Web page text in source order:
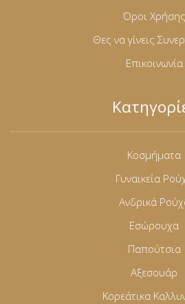
Όροι Χρήσης
Θες να γίνεις
Επικοινωνία
Κοσμήματα
Γυναικεία
Ανδρικά
Εσώρουχα
Παπούτσια
Αξεσουάρ
Κορεάτικα